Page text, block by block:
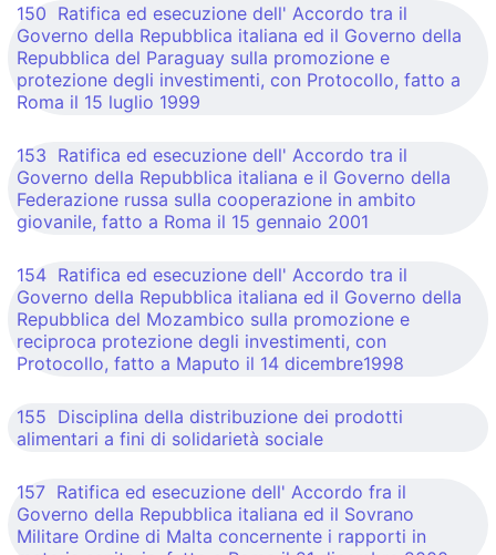
150 Ratifica ed esecuzione dell' Accordo tra il
Governo della Repubblica italiana ed il Governo della
Repubblica del Paraguay sulla promozione e
protezione degli investimenti, con Protocollo, fatto a
Roma il 15 luglio 1999
153 Ratifica ed esecuzione dell' Accordo tra il
Governo della Repubblica italiana e il Governo della
Federazione russa sulla cooperazione in ambito
giovanile, fatto a Roma il 15 gennaio 2001
154 Ratifica ed esecuzione dell' Accordo tra il
Governo della Repubblica italiana ed il Governo della
Repubblica del Mozambico sulla promozione e
reciproca protezione degli investimenti, con
Protocollo, fatto a Maputo il 14 dicembre1998
155 Disciplina della distribuzione dei prodotti
alimentari a fini di solidarietà sociale
157 Ratifica ed esecuzione dell' Accordo fra il
Governo della Repubblica italiana ed il Sovrano
Militare Ordine di Malta concernente i rapporti in